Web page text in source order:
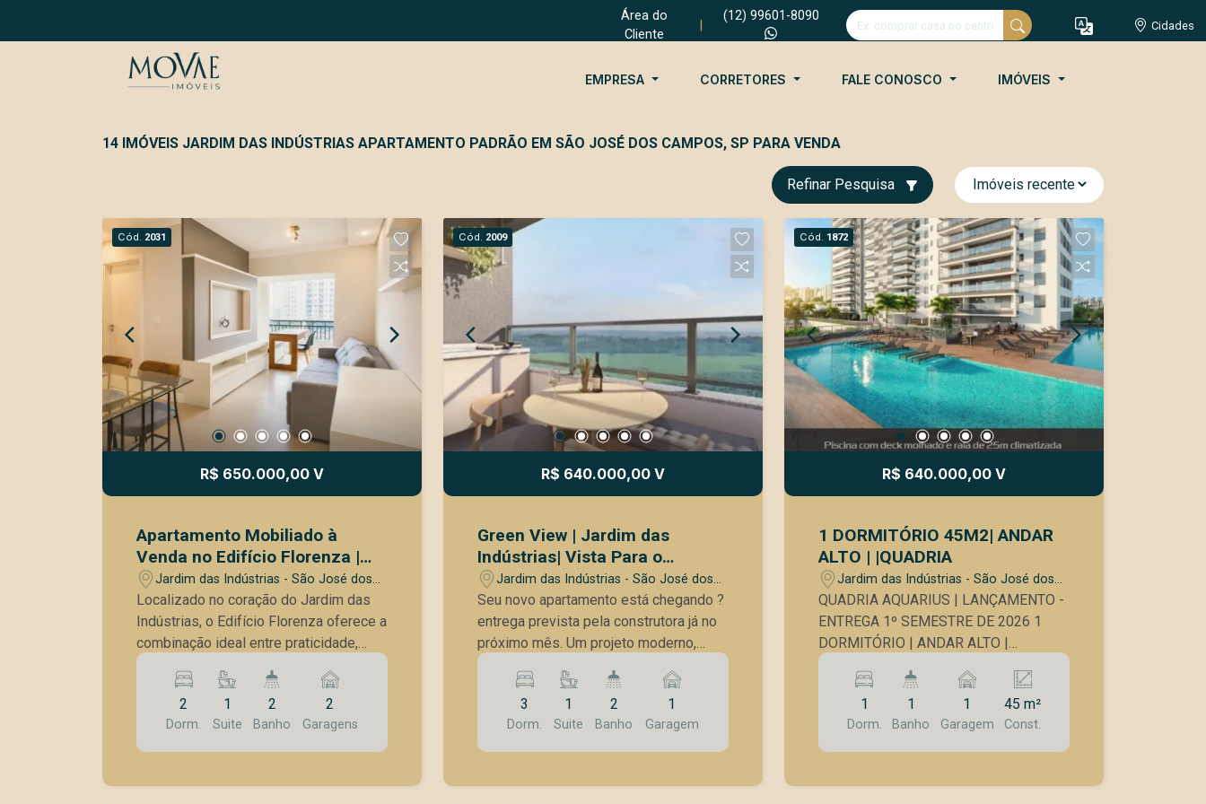
Área do
Cliente
(12) 99601-8090
Cidades
EMPRESA CORRETORES FALE CONOSCO IMÓVEIS
14 IMÓVEIS JARDIM DAS INDÚSTRIAS APARTAMENTO PADRÃO EM SÃO JOSÉ DOS CAMPOS, SP PARA VENDA
Refinar Pesquisa
Cód. 2031
R$ 650.000,00 V
Apartamento Mobiliado à
Venda no Edifício Florenza |
62m² | 2 Vagas | Jardim das
Indústrias | São José dos
Campos/SP
Jardim das Indústrias - São José dos
Campos/SP
Localizado no coração do Jardim das
Indústrias, o Edifício Florenza oferece a
combinação ideal entre praticidade,
conforto e qualidade de vida. Em uma
das regiões mais valorizadas da zona
oeste de São José dos Campos, o
condomínio está cercado por ampla
infraestrutura de comércios,
2
Dorm.
1
Suite
2
Banho
2
Garagens
Cód. 2009
R$ 640.000,00 V
Green View | Jardim das
Indústrias| Vista Para o
Banhado | Lazer Rooftop
Jardim das Indústrias - São José dos
Campos/SP
Seu novo apartamento está chegando ?
entrega prevista pela construtora já no
próximo mês. Um projeto moderno,
funcional e com uma das vistas mais
desejadas da região. Apartamento com
66,82m² muito bem distribuídos,
oferecendo 3 dormitórios, sendo 1
suíte, ambientes integrados e
3
Dorm.
1
Suite
2
Banho
1
Garagem
Cód. 1872
R$ 640.000,00 V
1 DORMITÓRIO 45M2| ANDAR
ALTO | |QUADRIA
Jardim das Indústrias - São José dos
Campos/SP
QUADRIA AQUARIUS | LANÇAMENTO -
ENTREGA 1º SEMESTRE DE 2026 1
DORMITÓRIO | ANDAR ALTO |
CONTRAPISO Se você busca um
imóvel moderno, bem localizado e com
alto potencial de valorização, essa é
uma excelente oportunidade no Jardim
Aquarius, um dos bairros mais
1
Dorm.
1
Banho
1
Garagem
45 m²
Const.